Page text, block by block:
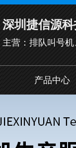
深圳捷信源
主营：排队叫号
产品中心